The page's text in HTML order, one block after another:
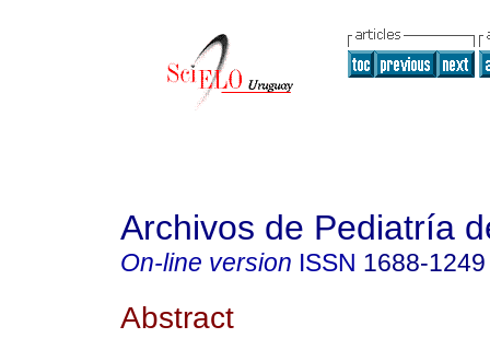
Archivos de Pediatría
On-line version ISSN 1688-1249
Abstract